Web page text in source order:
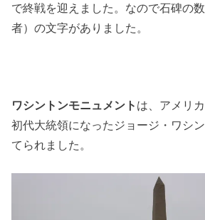
で終戦を迎えました。なので石碑の
者）の文字がありました。
ワシントンモニュメント は、アメリ
初代大統領になったジョージ・ワシ
てられました。